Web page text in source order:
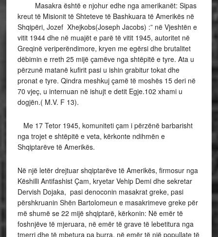
Masakra është e njohur edhe nga amerikanët: Sipas
kreut të Misionit të Shteteve të Bashkuara të Amerikës në
Shqipëri, Jozef Xhejkobs(Joseph Jacobs) :” në Vjeshtën e
vitit 1944 dhe në muajët e parë të vitit 1945, autoritet në
Greqinë veriperëndimore, kryen me egërsi dhe brutalitet
dëbimin e rreth 25 mijë çamëve nga shtëpitë e tyre. Ata u
përzunë matanë kufirit pasi u ishin grabitur tokat dhe
pronat e tyre. Qindra meshkuj çamë të moshës 15 deri në
70 vjeç, u internuan në ishujt e detit Egje.102 xhami u
dogjën.( M.V. F 13).
Me 17 Tetor 1945, komuniteti çam i përzënë barbarisht
nga trojet e shtëpitë e veta, kërkonte ndihmën e
Shqiptarëve të Amerikës.
Në një letër drejtuar shqiptarëve të Amerikës, firmosur nga
Këshilli Antifashist Çam, kryetar Vehip Demi dhe sekretar
Dervish Dojaka, pasi denoconin masakrat greke, pasi
përshkruanin Shën Bartolomeun e masakrimeve greke për
më shumë se 22 mijë shqiptarë, kërkonin: Në emër të
foshnjëve të mjeruara, në emër të grave të lebetitura nga
tmerri dhe të mbetura pa burra, në emër të një popullate të